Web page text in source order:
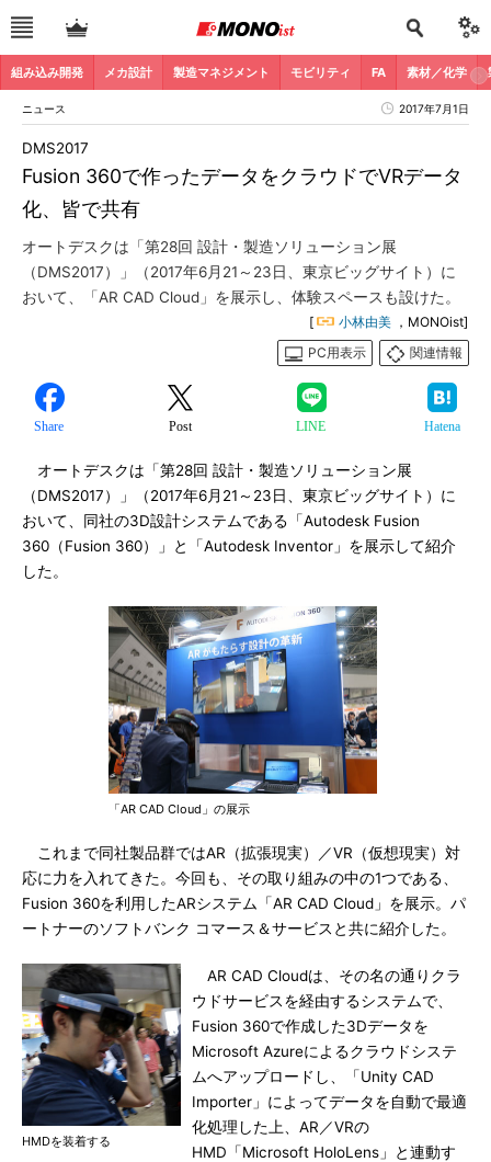
組み込み開発 メカ設計 製造マネジメント モビリティ FA 素材／化学
ニュース 2017年7月1日
Fusion 360で作ったデータをクラウドでVRデータ
化、皆で共有
DMS2017
オートデスクは「第28回 設計・製造ソリューション展
（DMS2017）」（2017年6月21～23日、東京ビッグサイト）に
おいて、「AR CAD Cloud」を展示し、体験スペースも設けた。
[ 小林由美 ，MONOist]
PC用表示
関連情報
Share Post LINE Hatena
オートデスクは「第28回 設計・製造ソリューション展
（DMS2017）」（2017年6月21～23日、東京ビッグサイト）に
おいて、同社の3D設計システムである「Autodesk Fusion
360（Fusion 360）」と「Autodesk Inventor」を展示して紹介
した。
「AR CAD Cloud」の展示
これまで同社製品群ではAR（拡張現実）／VR（仮想現実）対
応に力を入れてきた。今回も、その取り組みの中の1つである、
Fusion 360を利用したARシステム「AR CAD Cloud」を展示。パ
ートナーのソフトバンク コマース＆サービスと共に紹介した。
HMDを装着する
AR CAD Cloudは、その名の通りクラ
ウドサービスを経由するシステムで、
Fusion 360で作成した3Dデータを
Microsoft Azureによるクラウドシステ
ムへアップロードし、「Unity CAD
Importer」によってデータを自動で最適
化処理した上、AR／VRの
HMD「Microsoft HoloLens」と連動す